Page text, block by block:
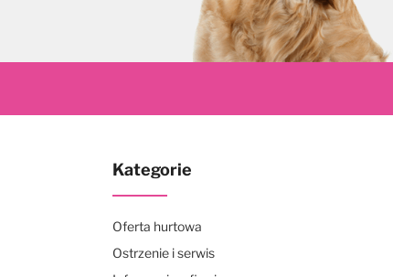
Kategorie
Oferta hurtowa
Ostrzenie i serwis